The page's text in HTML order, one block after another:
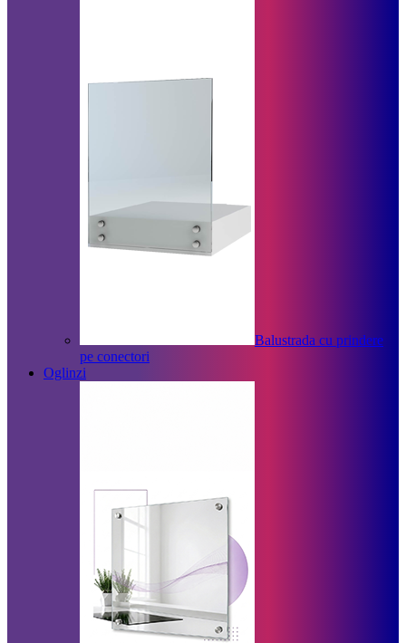
Balustrada cu prindere
pe conectori
Oglinzi